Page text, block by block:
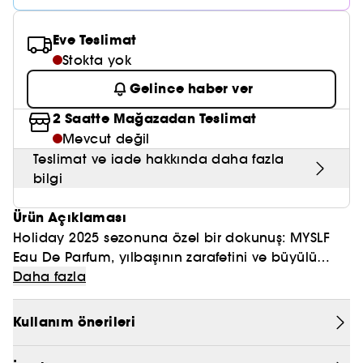
Maske
Cilt & Makyaj Temizleyiciler
Cilt Bakım Setleri
Saç Bakım Setleri
Okyanus Esansı
Matlaştırıcı Bakım
Kızarıklık için Bakım
Sıkılaştırıcı ve Lifting Etkili Bakım
Cilt Tonu Eşitsizliği için Bakım
Gözenek Karşıtı
Işıltı Veren Bakım
Karma ve Yağlı Saçlar
Kuru Saç Bakımı
CHAMPO
GHD
LE MONDE GOURMAND
SUMMER FRIDAYS
OLAPLEX
KÉRASTASE
GISOU
K18
ARMANI
SUPERGOOP!
GISOU
OUAI
AMIKA
KAYALI
LE MONDE GOURMAND
Eve Teslimat
Stokta yok
Gelince haber ver
2 Saatte Mağazadan Teslimat
Mevcut değil
Teslimat ve iade hakkında daha fazla
bilgi
Ürün Açıklaması
Holiday 2025 sezonuna özel bir dokunuş: MYSLF
Eau De Parfum, yılbaşının zarafetini ve büyülü
atmosferini yansıtan, eşsiz bir set tasarımıyla
karşınızda.
Daha fazla
Kullanım önerileri